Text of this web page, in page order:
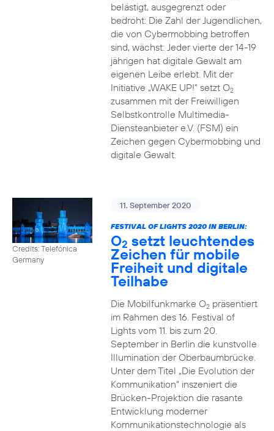
belästigt, ausgegrenzt oder
bedroht: Die Zahl der Jugendlichen,
die von Cybermobbing betroffen
sind, wächst: Jeder vierte der 14-19
jährigen hat digitale Gewalt am
eigenen Leibe erlebt. Mit der
Initiative „WAKE UP!“ setzt O2
zusammen mit der Freiwilligen
Selbstkontrolle Multimedia-
Diensteanbieter e.V. (FSM) ein
Zeichen gegen Cybermobbing und
digitale Gewalt.
Credits: Telefónica
Germany
11. September 2020
FESTIVAL OF LIGHTS 2020 IN BERLIN:
O2 setzt leuchtendes
Zeichen für mobile
Freiheit und digitale
Teilhabe
Die Mobilfunkmarke O2präsentiert
im Rahmen des 16. Festival of
Lights vom 11. bis zum 20.
September in Berlin die kunstvolle
Illumination der Oberbaumbrücke.
Unter dem Titel „Die Evolution der
Kommunikation“ inszeniert die
Brücken-Projektion die rasante
Entwicklung moderner
Kommunikationstechnologie als